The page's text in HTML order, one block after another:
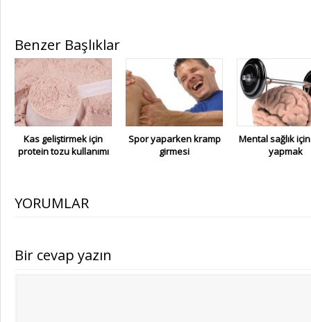
Benzer Başlıklar
Kas geliştirmek için
protein tozu kullanımı
Spor yaparken kramp
girmesi
Mental sağlık
yapmak
YORUMLAR
Bir cevap yazın